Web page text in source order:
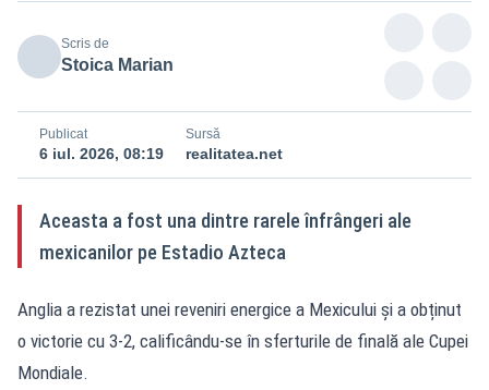
Scris de
Stoica Marian
Publicat
6 iul. 2026, 08:19
Sursă
realitatea.net
Aceasta a fost una dintre rarele înfrângeri ale
mexicanilor pe Estadio Azteca
Anglia a rezistat unei reveniri energice a Mexicului și a obținut
o victorie cu 3-2, calificându-se în sferturile de finală ale Cupei
Mondiale.